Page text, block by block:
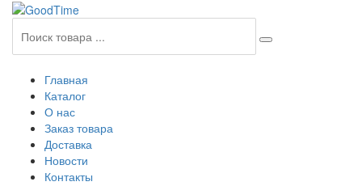
Главная
Каталог
О нас
Заказ товара
Доставка
Новости
Контакты